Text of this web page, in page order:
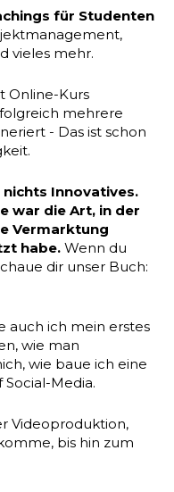
für Studenten
vieles mehr.
Online-Kurs
mehrere
- Das ist schon
nichts Innovatives.
war die Art, in der
Vermarktung
habe. Wenn du
dir unser Buch:
auch ich mein erstes
wie man
wie baue ich eine
Media.
Videoproduktion,
bis hin zum